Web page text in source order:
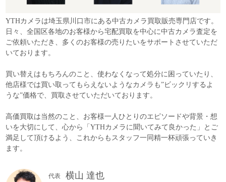
YTHカメラは埼玉県川口市にある中古カメラ買取販売専門店です。
日々、全国区各地のお客様から宅配買取を中心に中古カメラ査定を
ご依頼いただき、多くのお客様の売りたいをサポートさせていただ
いております。
買い替えはもちろんのこと、使わなくなって処分に困っていたり、
他店様では買い取ってもらえないようなカメラも”ビックリするよ
うな”価格で、買取させていただいております。
高価買取は当然のこと、お客様一人ひとりのエピソードや背景・想
いを大切にして、心から「YTHカメラに聞いてみて良かった」とご
満足して頂けるよう、これからもスタッフ一同精一杯頑張っていき
ます。
代表 横山 達也